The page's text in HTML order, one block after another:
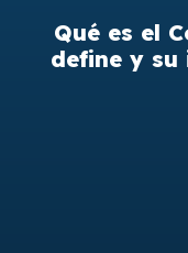
Qué es el
define y